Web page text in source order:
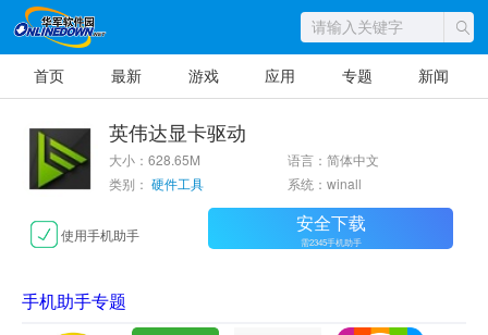
首页 最新 游戏 应用 专题 新闻
英伟达显卡驱动
大小：628.65M
语言：简体中文
类别： 硬件工具 系统：winall
使用手机助手 安全下载
需2345手机助手
手机助手专题